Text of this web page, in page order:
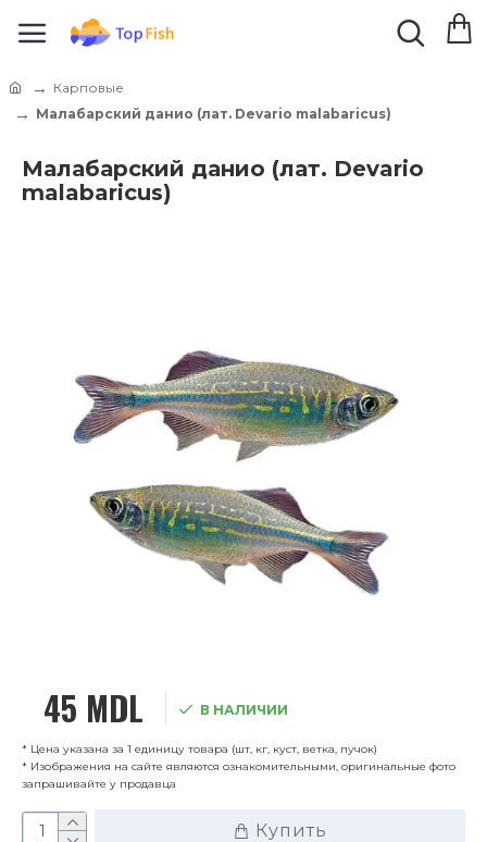
Карповые
Малабарский данио (лат. Devario malabaricus)
Малабарский данио (лат. Devario
malabaricus)
45 MDL В НАЛИЧИИ
* Цена указана за 1 единицу товара (шт, кг, куст, ветка, пучок)
* Изображения на сайте являются ознакомительными, оригинальные фото
запрашивайте у продавца
Купить